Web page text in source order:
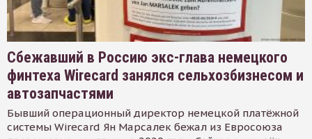
Сбежавший в Россию экс-глава немецкого
финтеха Wirecard занялся сельхозбизнесом и
автозапчастями
Бывший операционный директор немецкой платёжной
системы Wirecard Ян Марсалек бежал из Евросоюза